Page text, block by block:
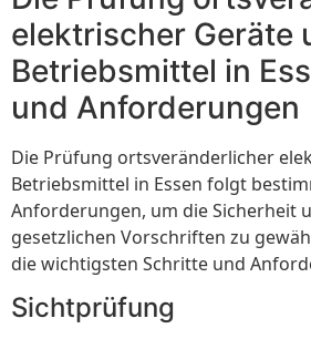
elektrischer Geräte
Betriebsmittel in
und Anforderungen
Die Prüfung ortsveränderlicher
Betriebsmittel in Essen folgt
Anforderungen, um die Sicherheit
gesetzlichen Vorschriften zu
die wichtigsten Schritte und
Sichtprüfung